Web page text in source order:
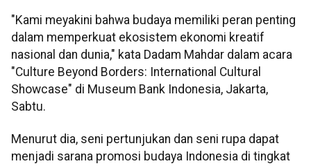
"Kami meyakini bahwa budaya memiliki peran penting
dalam memperkuat ekosistem ekonomi kreatif
nasional dan dunia," kata Dadam Mahdar dalam acara
"Culture Beyond Borders: International Cultural
Showcase" di Museum Bank Indonesia, Jakarta,
Sabtu.
Menurut dia, seni pertunjukan dan seni rupa dapat
menjadi sarana promosi budaya Indonesia di tingkat